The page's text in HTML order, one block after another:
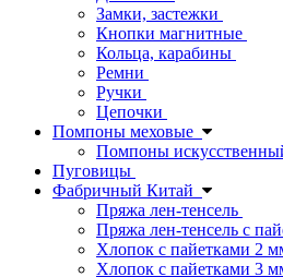
Замки, застежки
Кнопки магнитные
Кольца, карабины
Ремни
Ручки
Цепочки
Помпоны меховые
Помпоны
Пуговицы
Фабричный Китай
Пряжа лен-тенсель
Пряжа лен-тенсель с
Хлопок с пайетками 2
Хлопок с пайетками 3